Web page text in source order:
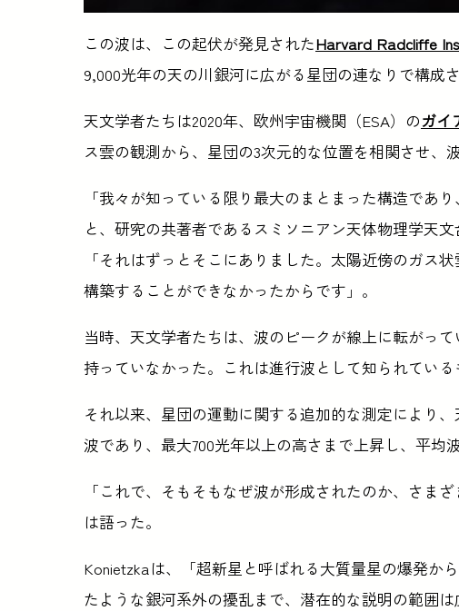
この波は、この起伏が発見されたHarvard Radcliffe
9,000光年の天の川銀河に広がる星団の連なりで構成さ
天文学者たちは2020年、欧州宇宙機関（ESA）のガイ
ス雲の観測から、星団の3次元的な位置を相関させ、
「我々が知っている限り最大のまとまった構造であ
と、研究の共著者であるスミソニアン天体物理学天文
「それはずっとそこにありました。太陽近傍のガス
構築することができなかったからです」。
当時、天文学者たちは、波のピークが線上に転がっ
持っていなかった。これは進行波として知られている
それ以来、星団の運動に関する追加的な測定により
波であり、最大700光年以上の高さまで上昇し、平均
「これで、そもそもなぜ波が形成されたのか、さま
は語った。
Konietzkaは、「超新星と呼ばれる大質量星の爆発か
たような銀河系外の擾乱まで、潜在的な説明の範囲は